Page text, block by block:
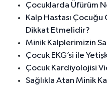
Çocuklarda Üfürüm
Kalp Hastası
Dikkat Etmelidir?
Minik Kalplerimizin
Çocuk EKG’si ile
Çocuk Kardiyolojisi
Sağlıkla Atan Minik